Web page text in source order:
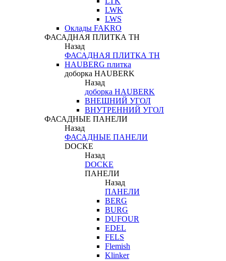
LWK
LWS
Оклады FAKRO
ФАСАДНАЯ ПЛИТКА ТН
Назад
ФАСАДНАЯ ПЛИТКА ТН
HAUBERG плитка
доборка HAUBERK
Назад
доборка HAUBERK
ВНЕШНИЙ УГОЛ
ВНУТРЕННИЙ УГОЛ
ФАСАДНЫЕ ПАНЕЛИ
Назад
ФАСАДНЫЕ ПАНЕЛИ
DOCKE
Назад
DOCKE
ПАНЕЛИ
Назад
ПАНЕЛИ
BERG
BURG
DUFOUR
EDEL
FELS
Flemish
Klinker